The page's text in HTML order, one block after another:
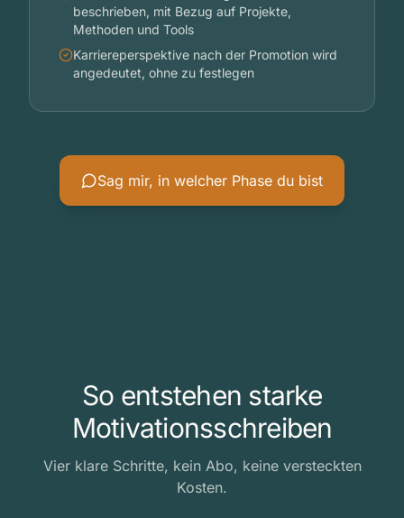
beschrieben, mit Bezug auf Projekte,
Methoden und Tools
Karriereperspektive nach der Promotion wird
angedeutet, ohne zu festlegen
Sag mir, in welcher Phase du bist
So entstehen starke
Motivationsschreiben
Vier klare Schritte, kein Abo, keine versteckten
Kosten.